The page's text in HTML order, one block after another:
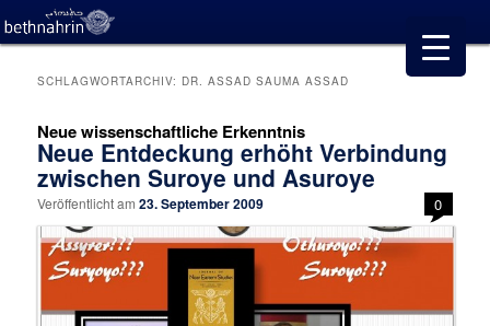
SCHLAGWORTARCHIV: DR. ASSAD SAUMA ASSAD
Neue wissenschaftliche Erkenntnis
Neue Entdeckung erhöht Verbindung
zwischen Suroye und Asuroye
Veröffentlicht am23. September 2009 0